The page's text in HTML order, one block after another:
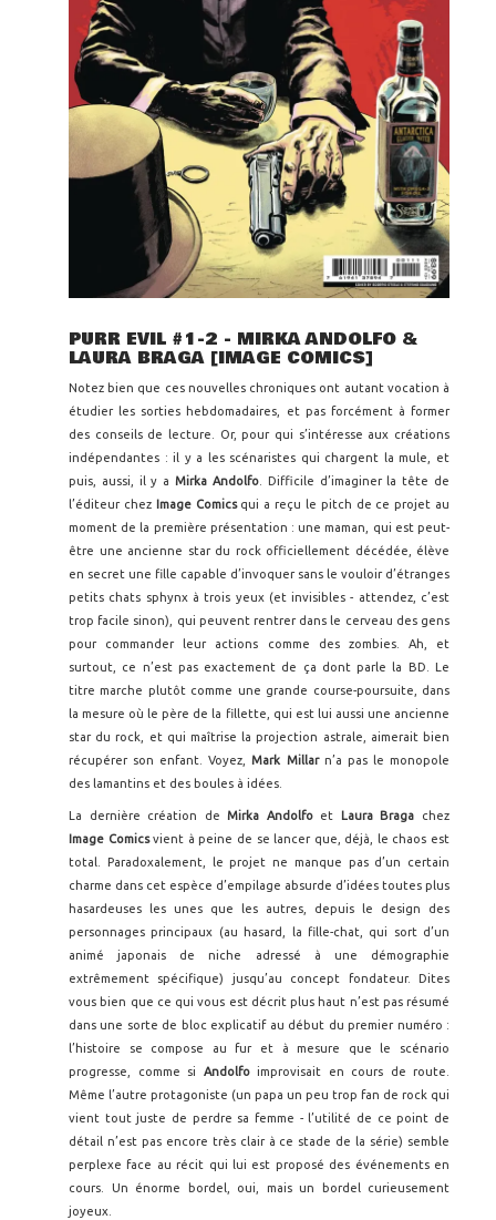
PURR EVIL #1-2 - MIRKA ANDOLFO &
LAURA BRAGA [IMAGE COMICS]
Notez bien que ces nouvelles chroniques ont autant vocation à
étudier les sorties hebdomadaires, et pas forcément à former
des conseils de lecture. Or, pour qui s’intéresse aux créations
indépendantes : il y a les scénaristes qui chargent la mule, et
puis, aussi, il y aMirka Andolfo. Difficile d’imaginer la tête de
l’éditeur chez Image Comicsqui a reçu le pitch de ce projet au
moment de la première présentation : une maman, qui est peut-
être une ancienne star du rock officiellement décédée, élève
en secret une fille capable d’invoquer sans le vouloir d’étranges
petits chats sphynx à trois yeux (et invisibles - attendez, c’est
trop facile sinon), qui peuvent rentrer dans le cerveau des gens
pour commander leur actions comme des zombies. Ah, et
surtout, ce n’est pas exactement de ça dont parle la BD. Le
titre marche plutôt comme une grande course-poursuite, dans
la mesure où le père de la fillette, qui est lui aussi une ancienne
star du rock, et qui maîtrise la projection astrale, aimerait bien
récupérer son enfant. Voyez,Mark Millarn’a pas le monopole
des lamantins et des boules à idées.
La dernière création deMirka Andolfoet Laura Braga chez
Image Comicsvient à peine de se lancer que, déjà, le chaos est
total. Paradoxalement, le projet ne manque pas d’un certain
charme dans cet espèce d’empilage absurde d’idées toutes plus
hasardeuses les unes que les autres, depuis le design des
personnages principaux (au hasard, la fille-chat, qui sort d’un
animé japonais de niche adressé à une démographie
extrêmement spécifique) jusqu’au concept fondateur. Dites
vous bien que ce qui vous est décrit plus haut n’est pas résumé
dans une sorte de bloc explicatif au début du premier numéro :
l’histoire se compose au fur et à mesure que le scénario
progresse, comme si Andolfoimprovisait en cours de route.
Même l’autre protagoniste (un papa un peu trop fan de rock qui
vient tout juste de perdre sa femme - l’utilité de ce point de
détail n’est pas encore très clair à ce stade de la série) semble
perplexe face au récit qui lui est proposé des événements en
cours. Un énorme bordel, oui, mais un bordel curieusement
joyeux.